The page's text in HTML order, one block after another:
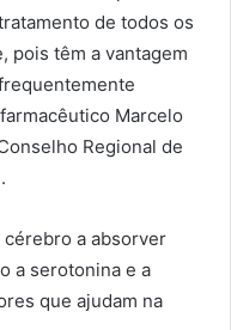
de todos os
pois têm a vantagem
Marcelo
Regional de
a absorver
a serotonina e a
que ajudam na